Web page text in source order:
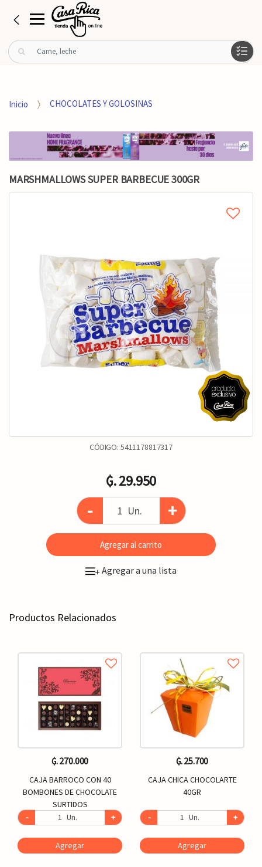
B
u
r
o
Inicio CHOCOLATES Y GOLOSINAS
MARSHMALLOWS SUPER BARBECUE 300GR
CÓDIGO: 5411178817317
₲. 29.950
- Un. +
Agregar al carrito
+Agregar a una lista
Productos Relacionados
₲. 270.000
CAJA BARROCO CON 40
BOMBONES DE CHOCOLATE
SURTIDOS
-
Un. +
Agregar
₲. 25.700
CAJA CHICA CHOCOLARTE
40GR
- Un. +
Agregar